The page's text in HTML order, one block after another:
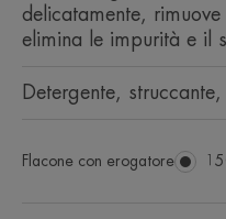
delicatamente,
elimina le impurità e il
Detergente,
Flacone con erogatore